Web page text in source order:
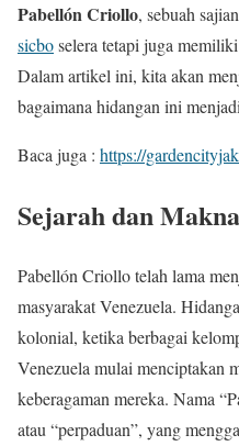
Pabellón Criollo, sebuah
sicboselera tetapi juga
Dalam artikel ini, kita akan
bagaimana hidangan ini
Baca juga : https://
Sejarah dan
Pabellón Criollo telah lama
masyarakat Venezuela.
kolonial, ketika berbagai
Venezuela mulai menciptakan
keberagaman mereka. Nama
atau “perpaduan”, yang